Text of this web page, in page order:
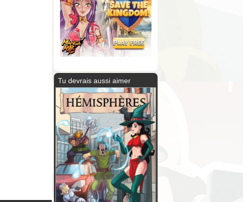
Tu devrais aussi aimer